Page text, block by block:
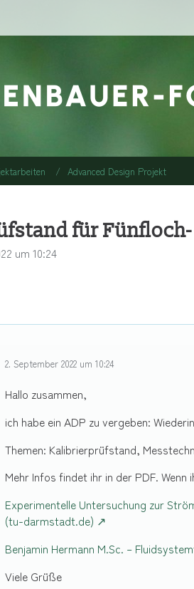
Advanced Design Projekt
für
um 10:24
2. September 2022 um 10:24
Hallo zusammen,
ich habe ein ADP zu vergeben:
Themen: Kalibrierprüfstand,
Mehr Infos findet ihr in der PDF.
Experimentelle Untersuchung zur
(tu-darmstadt.de)
Benjamin Hermann M.Sc. –
Viele Grüße